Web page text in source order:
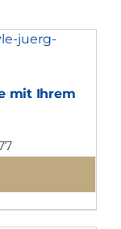
mit Ihrem